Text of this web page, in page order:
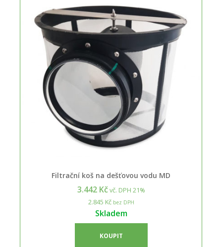
Filtrační koš na dešťovou vodu MD
3.442 Kčvč. DPH 21%
2.845 Kčbez DPH
Skladem
KOUPIT